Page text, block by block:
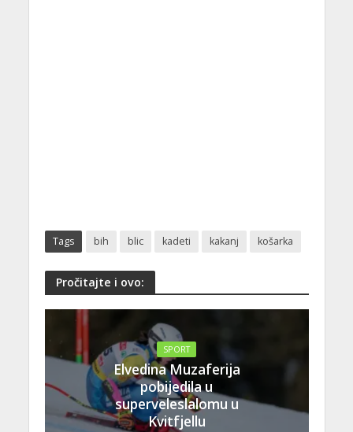
Tags bih blic kadeti kakanj košarka
Pročitajte i ovo:
SPORT
Elvedina Muzaferija
pobijedila u
superveleslalomu u
Kvitfjellu